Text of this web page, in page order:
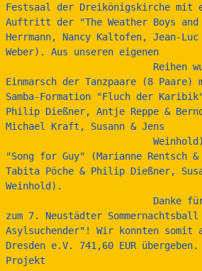
Festsaal der Dreikönigskirche mit
Auftritt der "The Weather Boys
Herrmann, Nancy Kaltofen, Jean-
Weber). Aus unseren eigenen
Einmarsch der Tanzpaare (8
Samba-Formation "Fluch der
Philip Dießner, Antje Reppe &
Michael Kraft, Susann & Jens
"Song for Guy" (Marianne Rentsch
Tabita Pöche & Philip Dießner,
Weinhold).
zum 7. Neustädter
Asylsuchender"! Wir konnten somit
Dresden e.V. 741,60 EUR
Projekt